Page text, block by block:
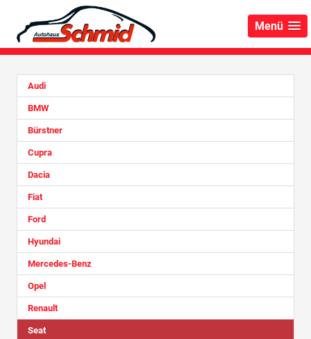
Menü
Audi
BMW
Bürstner
Cupra
Dacia
Fiat
Ford
Hyundai
Mercedes-Benz
Opel
Renault
Seat